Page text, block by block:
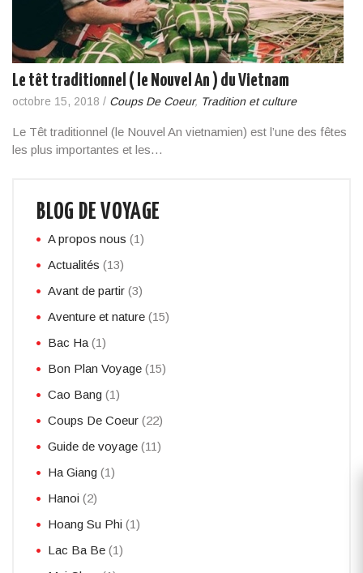
Le têt traditionnel ( le Nouvel An ) du Vietnam
octobre 15, 2018 / Coups De Coeur, Tradition et culture
Le Têt traditionnel (le Nouvel An vietnamien) est l’une des fêtes
les plus importantes et les…
BLOG DE VOYAGE
A propos nous (1)
Actualités (13)
Avant de partir (3)
Aventure et nature (15)
Bac Ha (1)
Bon Plan Voyage (15)
Cao Bang (1)
Coups De Coeur (22)
Guide de voyage (11)
Ha Giang (1)
Hanoi (2)
Hoang Su Phi (1)
Lac Ba Be (1)